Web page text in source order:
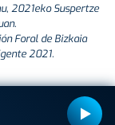
2021eko Suspertze
Foral de Bizkaia
2021.